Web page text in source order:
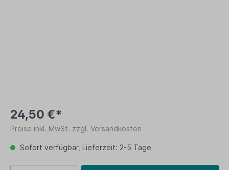
24,50 €*
Preise inkl. MwSt. zzgl. Versandkosten
Sofort verfügbar, Lieferzeit: 2-5 Tage